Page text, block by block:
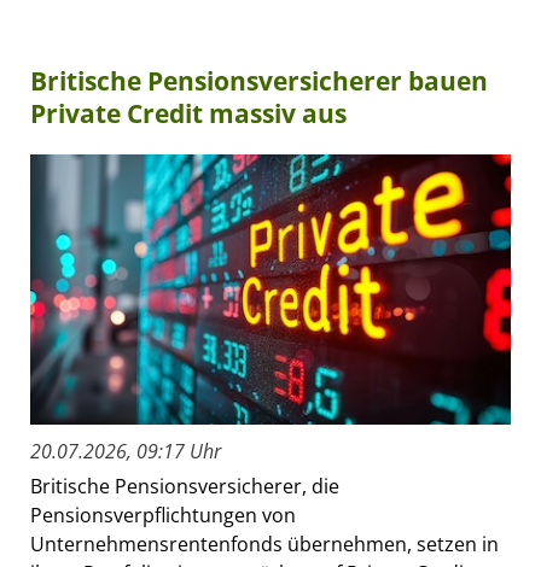
Britische Pensionsversicherer bauen
Private Credit massiv aus
20.07.2026, 09:17 Uhr
Britische Pensionsversicherer, die
Pensionsverpflichtungen von
Unternehmensrentenfonds übernehmen, setzen in